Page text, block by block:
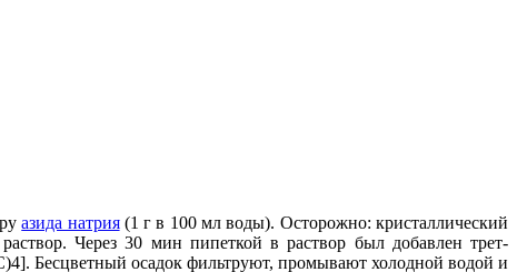
азида натрия(1 г в 100 мл воды). Осторожно: кристаллический
Через 30 мин пипеткой в раствор был добавлен трет-
Бесцветный осадок фильтруют, промывают холодной водой и